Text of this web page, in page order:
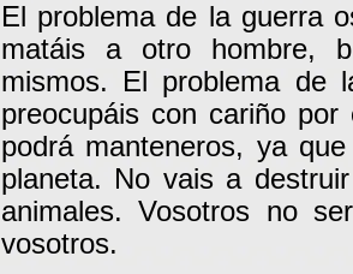
El problema de la guerra
matáis a otro hombre,
mismos. El problema de
preocupáis con cariño
podrá manteneros, ya
planeta. No vais a
animales. Vosotros no
vosotros.